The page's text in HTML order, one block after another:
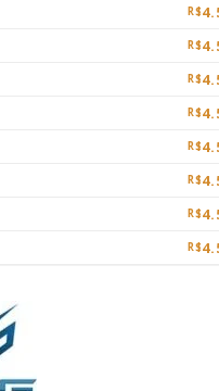
R$
R$
R$
R$
R$
R$
R$
R$